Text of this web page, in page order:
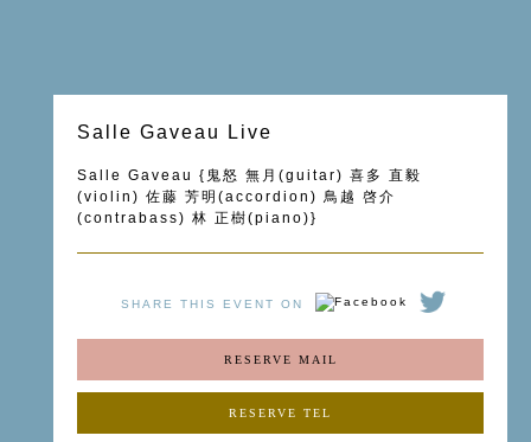
Salle Gaveau Live
Salle Gaveau {鬼怒 無月(guitar) 喜多 直毅
(violin) 佐藤 芳明(accordion) 鳥越 啓介
(contrabass) 林 正樹(piano)}
SHARE THIS EVENT ON
RESERVE MAIL
RESERVE TEL